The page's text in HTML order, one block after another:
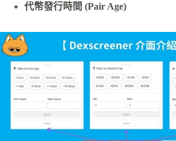
代幣發行時間 (Pair Age)